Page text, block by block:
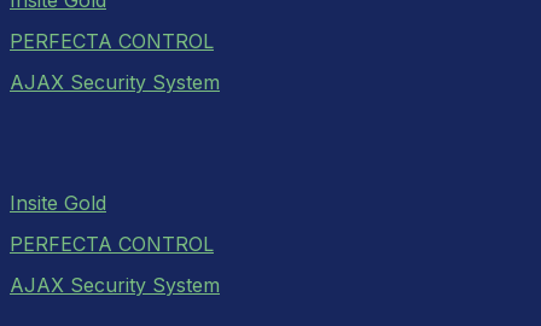
PERFECTA CONTROL
AJAX Security System
Insite Gold
PERFECTA CONTROL
AJAX Security System